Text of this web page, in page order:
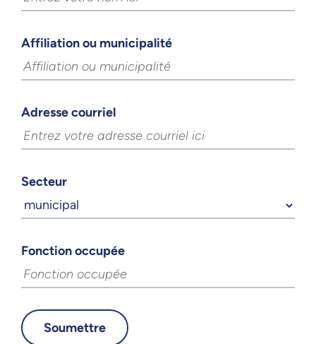
Affiliation ou municipalité
Adresse courriel
Secteur
Fonction occupée